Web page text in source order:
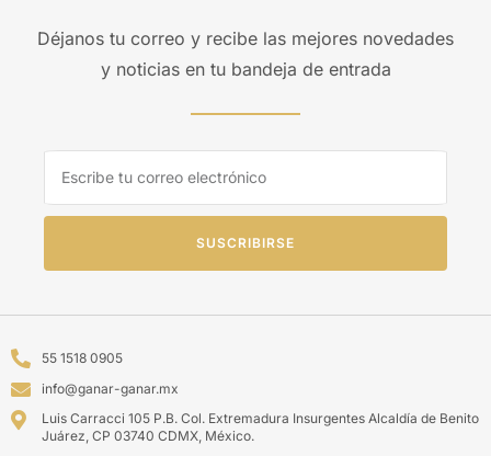
Déjanos tu correo y recibe las mejores novedades
y noticias en tu bandeja de entrada
SUSCRIBIRSE
55 1518 0905
info@ganar-ganar.mx
Luis Carracci 105 P.B. Col. Extremadura Insurgentes Alcaldía de Benito
Juárez, CP 03740 CDMX, México.